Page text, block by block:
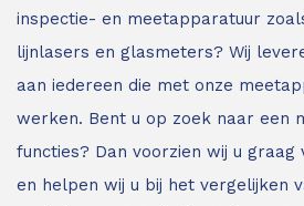
inspectie- en meetapparatuur
lijnlasers en glasmeters? Wij
aan iedereen die met onze
werken. Bent u op zoek naar een
functies? Dan voorzien wij u graag
en helpen wij u bij het vergelijken